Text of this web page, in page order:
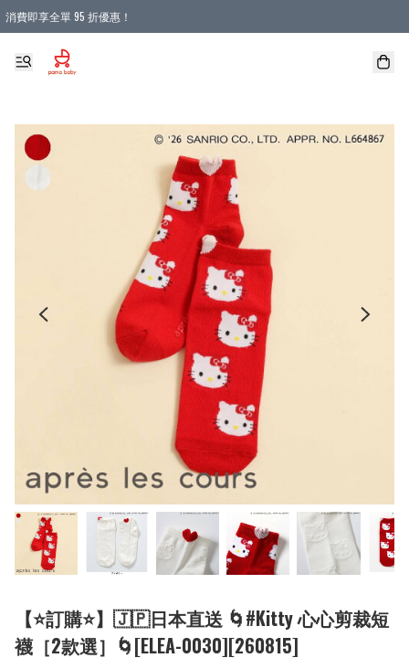
消費即享全單 95 折優惠！
購物滿 HKD 900.00即享免運費優惠！（適用於 本地送貨、本地取貨 )
【⭐訂購⭐】🇯🇵日本直送 🌀#Kitty 心心剪裁短
襪［2款選］🌀[ELEA-0030][260815]